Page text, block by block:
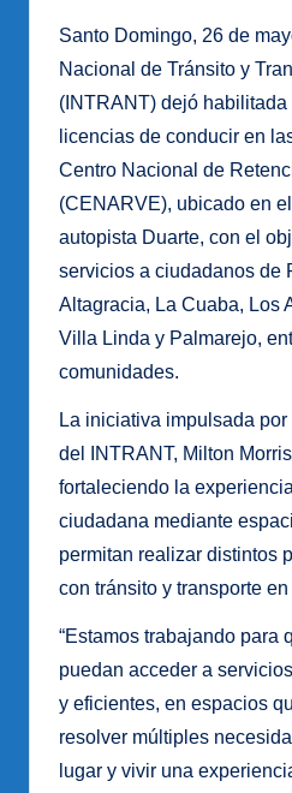
Santo Domingo, 26 de
Nacional de Tránsito y
(INTRANT) dejó
licencias de conducir en
Centro Nacional de
(CENARVE), ubicado en
autopista Duarte, con el
servicios a ciudadanos de
Altagracia, La Cuaba, Los
Villa Linda y Palmarejo,
comunidades.
La iniciativa impulsada
del INTRANT, Milton
fortaleciendo la
ciudadana mediante
permitan realizar distintos
con tránsito y transporte
“Estamos trabajando para
puedan acceder a
y eficientes, en espacios
resolver múltiples
lugar y vivir una